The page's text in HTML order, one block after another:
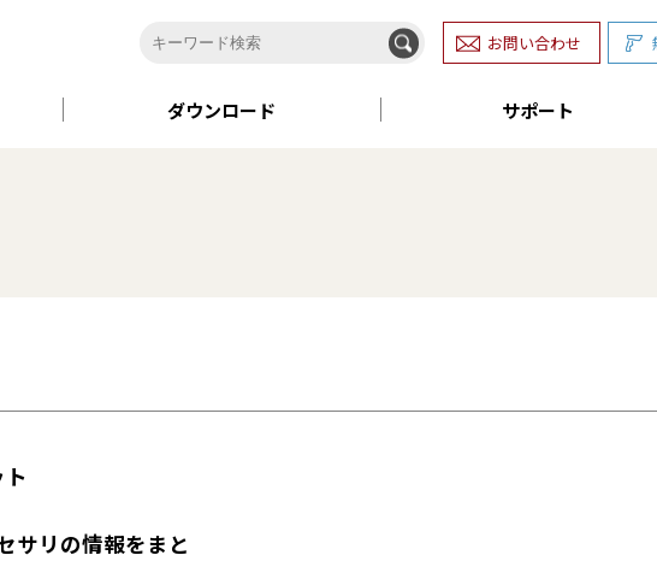
お問い合わせ
ダウンロード サポート
サリの情報をまと